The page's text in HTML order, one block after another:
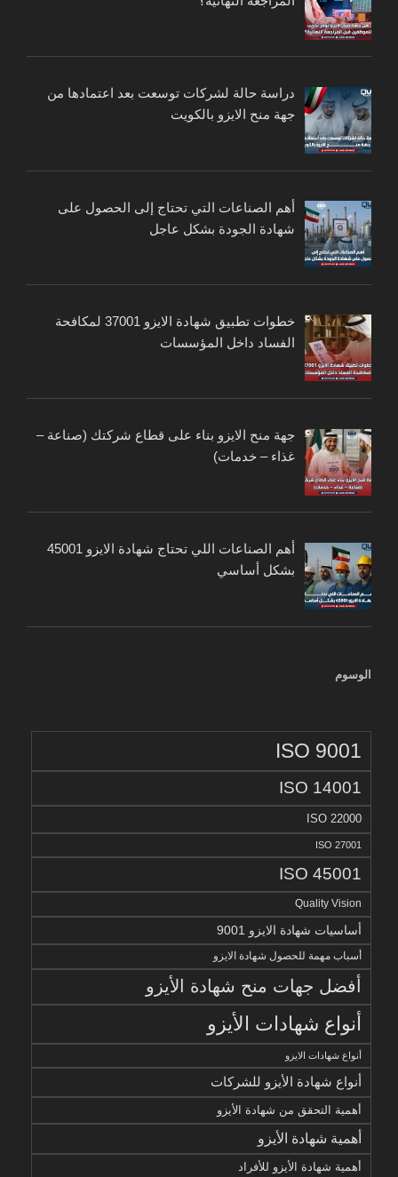
دراسة حالة لشركات توسعت بعد اعتمادها من
جهة منح الايزو بالكويت
أهم الصناعات التي تحتاج إلى الحصول على
شهادة الجودة بشكل عاجل
خطوات تطبيق شهادة الايزو 37001 لمكافحة
الفساد داخل المؤسسات
جهة منح الايزو بناء على قطاع شركتك (صناعة –
غذاء – خدمات)
أهم الصناعات اللي تحتاج شهادة الايزو 45001
بشكل أساسي
الوسوم
ISO 9001
ISO 14001
ISO 22000
ISO 27001
ISO 45001
Quality Vision
أساسيات شهادة الايزو 9001
أسباب مهمة للحصول شهادة الايزو
أفضل جهات منح شهادة الأيزو
أنواع شهادات الأيزو
أنواع شهادات الايزو
أنواع شهادة الأيزو للشركات
أهمية التحقق من شهادة الأيزو
أهمية شهادة الأيزو
أهمية شهادة الأيزو للأفراد